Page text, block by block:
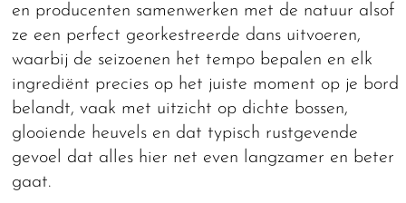
en producenten samenwerken met de natuur alsof
ze een perfect georkestreerde dans uitvoeren,
waarbij de seizoenen het tempo bepalen en elk
ingrediënt precies op het juiste moment op je bord
belandt, vaak met uitzicht op dichte bossen,
glooiende heuvels en dat typisch rustgevende
gevoel dat alles hier net even langzamer en beter
gaat.